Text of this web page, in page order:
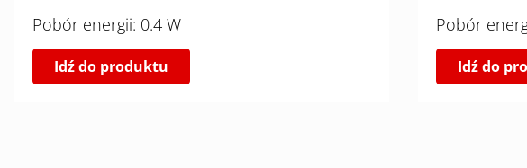
Pobór energii: 0.4 W
Idź do produktu
Pobór
Idź do